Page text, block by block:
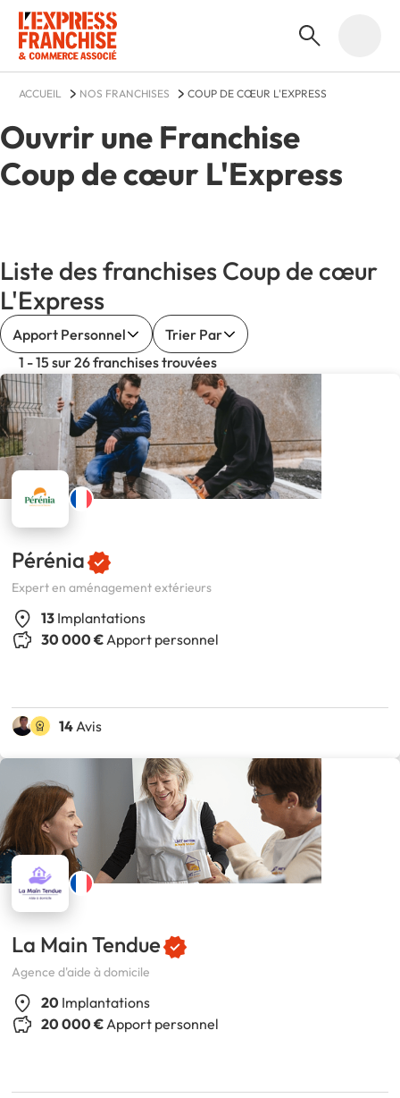
ACCUEIL NOS FRANCHISES COUP DE CŒUR L'EXPRESS
Ouvrir une Franchise
Coup de cœur L'Express
Liste des franchises Coup de cœur
L'Express
Apport Personnel
Trier Par
1 - 15 sur 26 franchises trouvées
Pérénia
Expert en aménagement extérieurs
13 Implantations
30 000 €Apport personnel
14 Avis
La Main Tendue
Agence d'aide à domicile
20 Implantations
20 000 €Apport personnel